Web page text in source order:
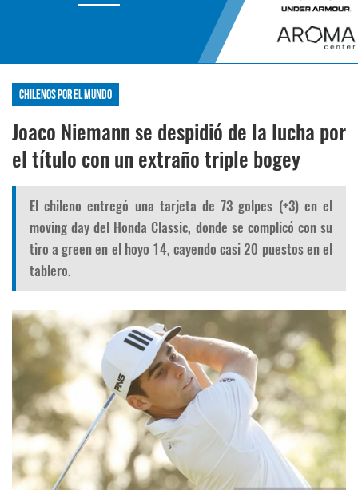
Chilenos por el mundo
Joaco Niemann se despidió de la lucha por
el título con un extraño triple bogey
El chileno entregó una tarjeta de 73 golpes (+3) en el
moving day del Honda Classic, donde se complicó con su
tiro a green en el hoyo 14, cayendo casi 20 puestos en el
tablero.